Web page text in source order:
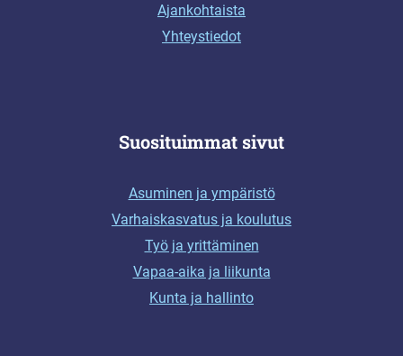
Ajankohtaista
Yhteystiedot
Suosituimmat sivut
Asuminen ja ympäristö
Varhaiskasvatus ja koulutus
Työ ja yrittäminen
Vapaa-aika ja liikunta
Kunta ja hallinto